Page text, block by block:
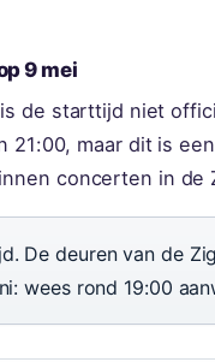
9 mei
de starttijd niet
maar dit is
concerten in de
De deuren van de
wees rond 19:00